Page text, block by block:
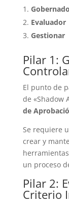
Evaluador
Gestionar
Pilar 1:
El punto de
de «Shadow
de
Se requiere
crear y
un proceso
Pilar 2:
Criterio